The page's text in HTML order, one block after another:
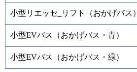
小型リエッセ_リフト（おかげバス）
小型EVバス（おかげバス・青）
小型EVバス（おかげバス・緑）